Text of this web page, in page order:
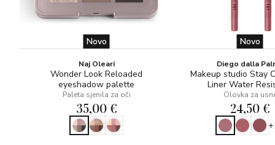
Novo
Naj Oleari
Wonder Look Reloaded
eyeshadow palette
Paleta sjenila za oči
35,00 €
Novo
Diego dalla
Makeup studio Stay
Liner Water
Olovka za
24,50 €